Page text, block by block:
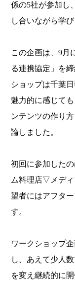
係の5社が参加し
し合いながら学び
この企画は、9月
る連携協定」を
ショップは千葉
魅力的に感じて
ンテンツの作り
論しました。
初回に参加した
ム料理店▽メデ
望者にはアフタ
す。
ワークショップ
し、あえて少人
を変え継続的に